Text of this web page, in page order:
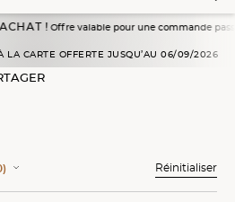
valable pour une commande passée en
LA CARTE OFFERTE JUSQU’AU 06/09/2026
Réinitialiser